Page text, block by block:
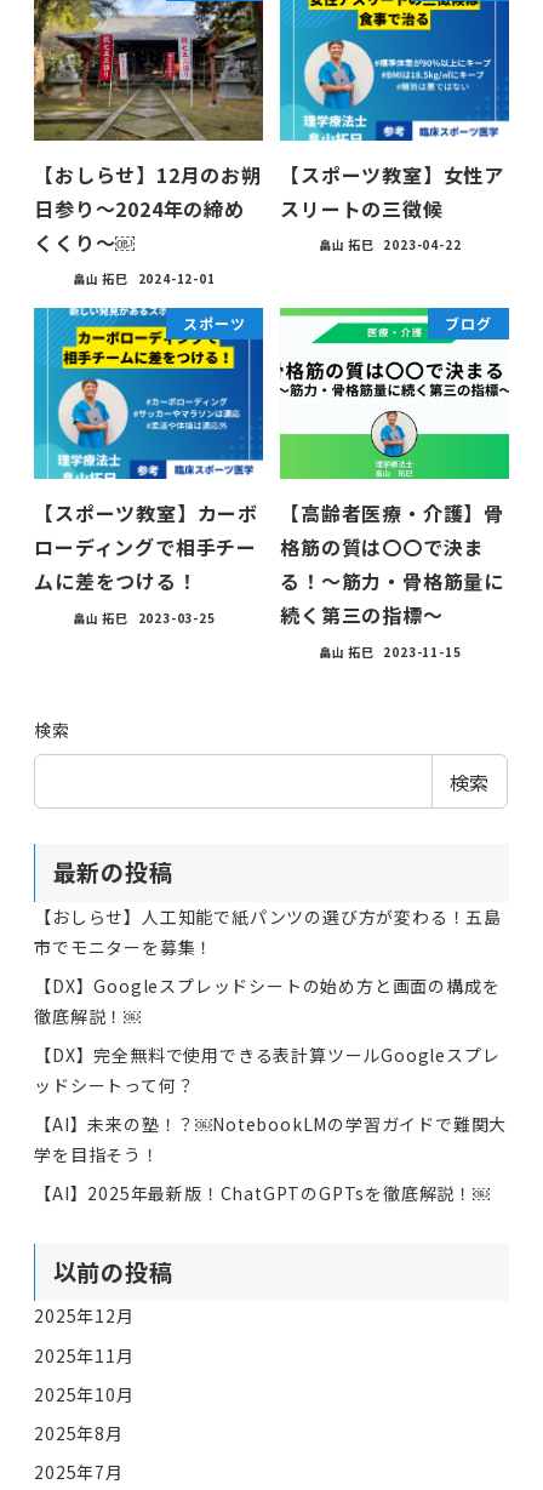
【おしらせ】12月のお朔
日参り〜2024年の締め
くくり〜￼
畠山 拓巳 2024-12-01
【スポーツ教室】女性ア
スリートの三徴候
畠山 拓巳 2023-04-22
スポーツ
【スポーツ教室】カーボ
ローディングで相手チー
ムに差をつける！
畠山 拓巳 2023-03-25
ブログ
【高齢者医療・介護】骨
格筋の質は〇〇で決ま
る！〜筋力・骨格筋量に
続く第三の指標〜
畠山 拓巳 2023-11-15
検索
検索
最新の投稿
【おしらせ】人工知能で紙パンツの選び方が変わる！五島
市でモニターを募集！
【DX】Googleスプレッドシートの始め方と画面の構成を
徹底解説！￼
【DX】完全無料で使用できる表計算ツールGoogleスプレ
ッドシートって何？
【AI】未来の塾！？￼NotebookLMの学習ガイドで難関大
学を目指そう！
【AI】2025年最新版！ChatGPTのGPTsを徹底解説！￼
以前の投稿
2025年12月
2025年11月
2025年10月
2025年8月
2025年7月